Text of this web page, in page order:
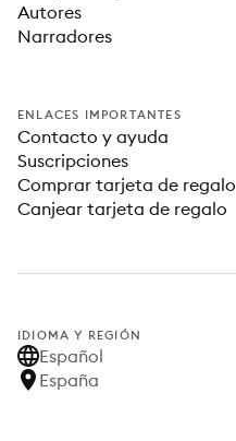
Autores
Narradores
ENLACES IMPORTANTES
Contacto y ayuda
Suscripciones
Comprar tarjeta de regalo
Canjear tarjeta de regalo
IDIOMA Y REGIÓN
Español
España